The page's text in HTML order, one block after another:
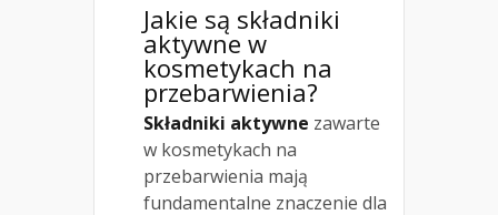
Jakie są składniki
aktywne w
kosmetykach na
przebarwienia?
Składniki aktywne zawarte
w kosmetykach na
przebarwienia mają
fundamentalne znaczenie dla